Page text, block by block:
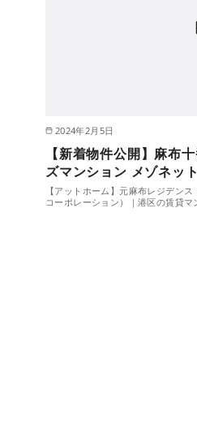
2024年2月5日
【新着物件公開】麻
ズマンション メゾネッ
【アットホーム】元麻布レジデン
コーポレーション）｜港区の賃貸